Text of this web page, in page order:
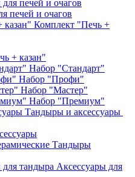
печей и очагов
Комплект "Печь +
+ казан"
Набор "Стандарт"
Набор "Профи"
Набор "Мастер"
Набор "Премиум"
Тандыры и аксессуары
Тандыры
Аксессуары для